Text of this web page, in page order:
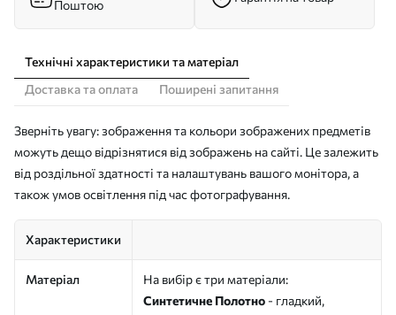
Поштою
Технічні характеристики та матеріал
Доставка та оплата
Поширені запитання
Зверніть увагу: зображення та кольори зображених предметів
можуть дещо відрізнятися від зображень на сайті. Це залежить
від роздільної здатності та налаштувань вашого монітора, а
також умов освітлення під час фотографування.
Характеристики
Матеріал
На вибір є три матеріали:
Синтетичне Полотно - гладкий,